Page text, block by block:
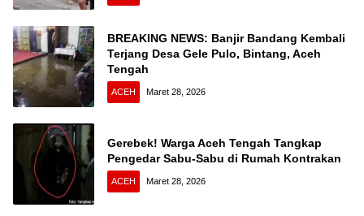
BREAKING NEWS: Banjir Bandang Kembali
Terjang Desa Gele Pulo, Bintang, Aceh
Tengah
ACEH Maret 28, 2026
Gerebek! Warga Aceh Tengah Tangkap
Pengedar Sabu-Sabu di Rumah Kontrakan
ACEH Maret 28, 2026